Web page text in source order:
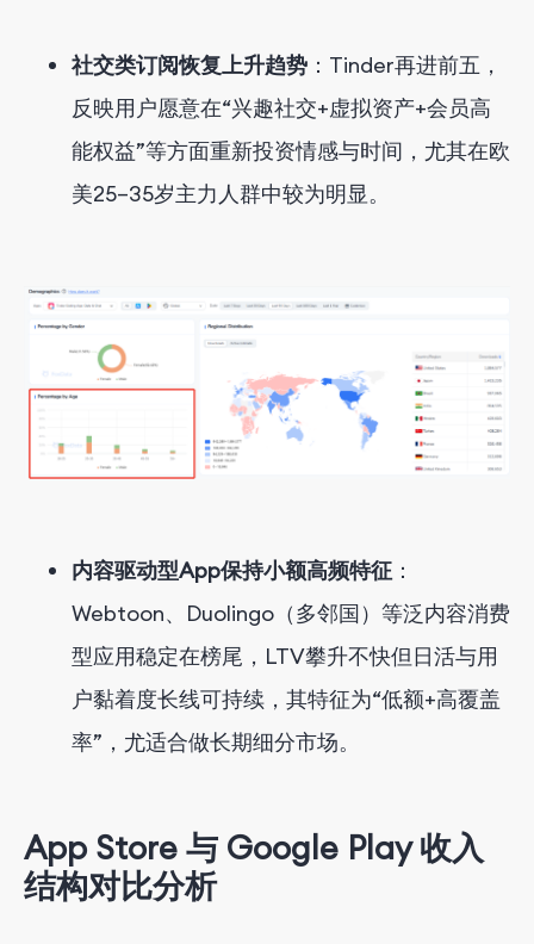
社交类订阅恢复上升趋势 ：Tinder再进前五，
反映用户愿意在“兴趣社交+虚拟资产+会员高
能权益”等方面重新投资情感与时间，尤其在欧
美25–35岁主力人群中较为明显。
内容驱动型App保持小额高频特征 ：
Webtoon、Duolingo（多邻国）等泛内容消费
型应用稳定在榜尾，LTV攀升不快但日活与用
户黏着度长线可持续，其特征为“低额+高覆盖
率”，尤适合做长期细分市场。
App Store 与 Google Play 收入
结构对比分析